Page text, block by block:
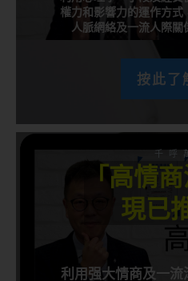
權力和影響力的運作方
人脈網絡及一流人際關
按此了
千呼
「高情
現已
利用强大情商及一流